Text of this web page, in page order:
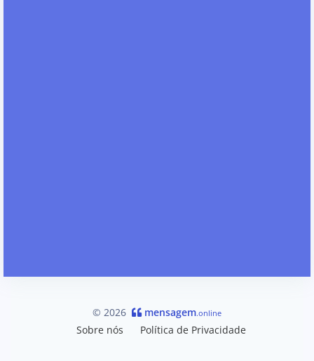
© 2026 mensagem.online
Sobre nós Política de Privacidade